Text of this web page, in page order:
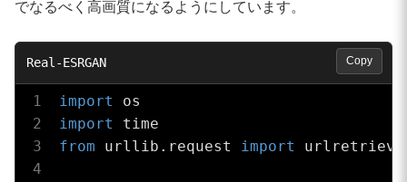
でなるべく高画質になるようにしています。
import
import
from urllib.request import urlretrieve
Copy